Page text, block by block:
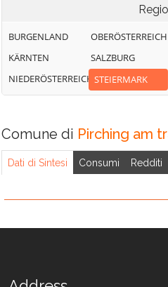
BURGENLAND
KÄRNTEN
NIEDERÖSTERREICH
OBERÖSTERREICH
SALZBURG
STEIERMARK
Comune di Pirching am
Dati di Sintesi Consumi Redditi